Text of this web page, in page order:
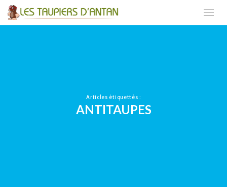
Articles étiquettés :
ANTITAUPES